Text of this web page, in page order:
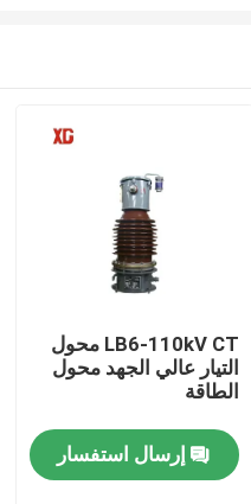
LB6-110kV CT محول
التيار عالي الجهد محول
الطاقة
إرسال استفسار